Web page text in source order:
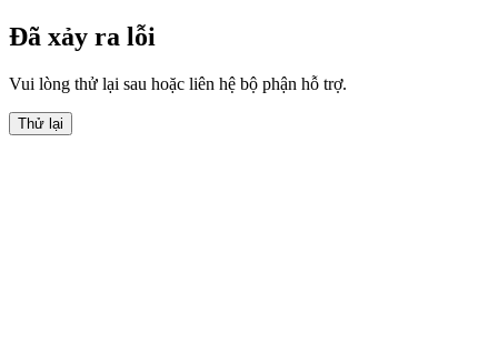
Đã xảy ra lỗi
Vui lòng thử lại sau hoặc liên hệ bộ phận hỗ trợ.
Thử lại